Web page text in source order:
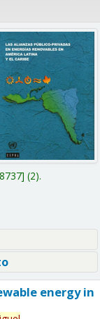
(2).
energy in